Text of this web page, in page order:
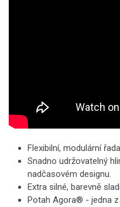
Flexibilní, modulární
Snadno udržovatelný
nadčasovém designu.
Extra silné, barevně
Potah Agora® - jedna